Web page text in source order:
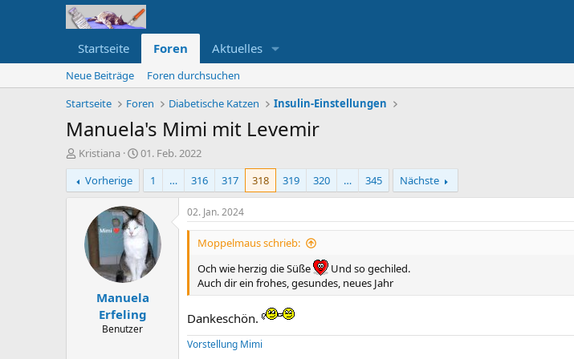
Startseite Foren Aktuelles
Neue Beiträge
Foren durchsuchen
Startseite
Foren Diabetische Katzen Insulin-Einstellungen
Manuela's Mimi mit Levemir
E
r
s
t
Kristiana
E
t
e
l
l
a
m
01. Feb. 2022
Vorherige
1 … 316 317 318 319 320 … 345 Nächste
Manuela
Erfeling
Benutzer
02. Jan. 2024
Moppelmaus schrieb:
Och wie herzig die Süße
Und so gechiled.
Auch dir ein frohes, gesundes, neues Jahr
Dankeschön.
Vorstellung Mimi